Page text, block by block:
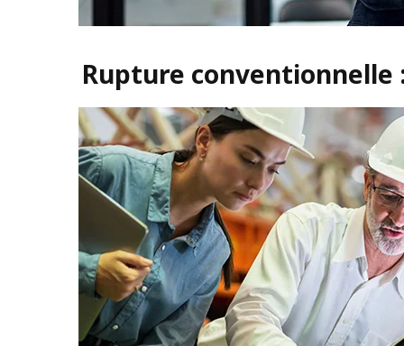
Rupture conventionnelle